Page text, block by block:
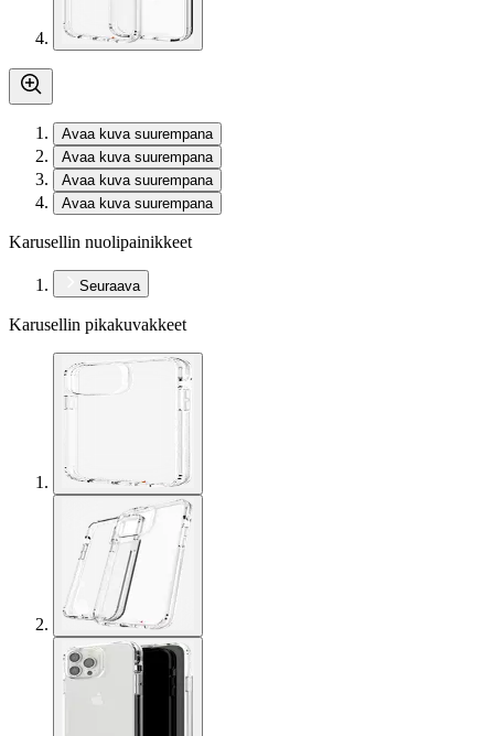
Avaa kuva suurempana
Avaa kuva suurempana
Avaa kuva suurempana
Avaa kuva suurempana
Karusellin nuolipainikkeet
Seuraava
Karusellin pikakuvakkeet